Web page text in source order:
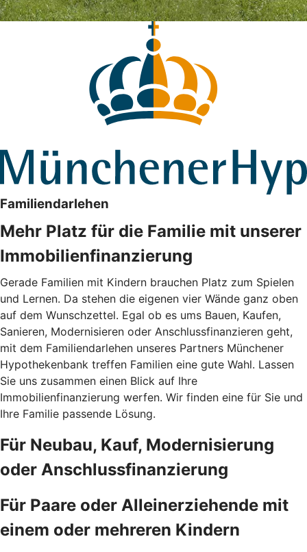
Familiendarlehen
Mehr Platz für die Familie mit unserer
Immobilienfinanzierung
Gerade Familien mit Kindern brauchen Platz zum Spielen
und Lernen. Da stehen die eigenen vier Wände ganz oben
auf dem Wunschzettel. Egal ob es ums Bauen, Kaufen,
Sanieren, Modernisieren oder Anschlussfinanzieren geht,
mit dem Familiendarlehen unseres Partners Münchener
Hypothekenbank treffen Familien eine gute Wahl. Lassen
Sie uns zusammen einen Blick auf Ihre
Immobilienfinanzierung werfen. Wir finden eine für Sie und
Ihre Familie passende Lösung.
Für Neubau, Kauf, Modernisierung
oder Anschlussfinanzierung
Für Paare oder Alleinerziehende mit
einem oder mehreren Kindern